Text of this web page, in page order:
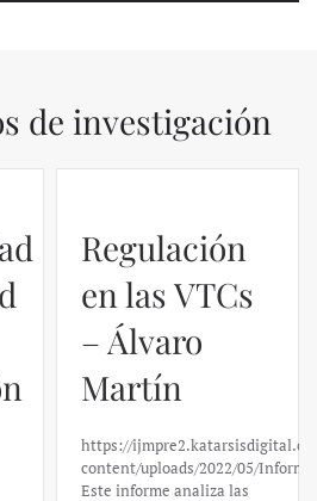
de investigación
Regulación
en las VTCs
– Álvaro
Martín
https://
content/uploads/2022/05/
Este informe analiza las